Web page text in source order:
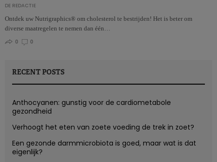
DE REDACTIE
Ontdek uw Nutrigraphics® om cholesterol te bestrijden! Het is beter om
diverse maatregelen te nemen dan één…
0
0
RECENT POSTS
Anthocyanen: gunstig voor de cardiometabole
gezondheid
Verhoogt het eten van zoete voeding de trek in zoet?
Een gezonde darmmicrobiota is goed, maar wat is dat
eigenlijk?